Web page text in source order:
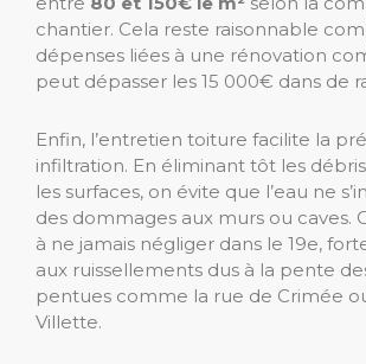
chantier. Cela reste raisonnable
dépenses liées à une rénovation
peut dépasser les 15 000€ dans de
Enfin, l’entretien toiture facilite la
infiltration. En éliminant tôt les
les surfaces, on évite que l’eau ne
des dommages aux murs ou caves.
à ne jamais négliger dans le 19e,
aux ruissellements dus à la pente
pentues comme la rue de Crimée
Villette.